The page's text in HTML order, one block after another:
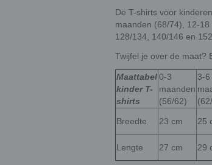
De T-shirts voor
maanden (68/74), 12-
128/134, 140/146 en
Twijfel je over de maat?
Maattabel
kinder T-
shirts
0-3
maanden
(56/62)
3-6
Breedte 23 cm 25
Lengte 27 cm 29